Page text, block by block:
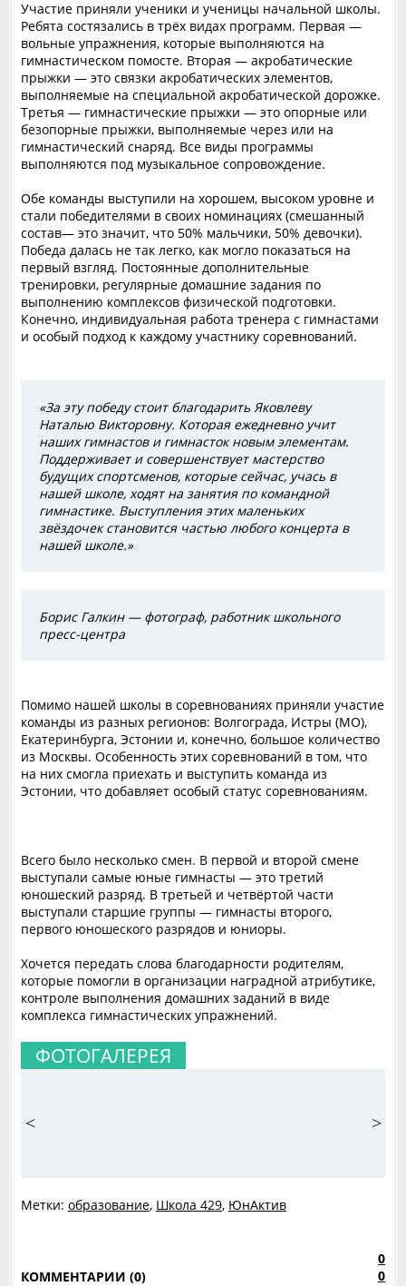
Участие приняли ученики и ученицы начальной школы.
Ребята состязались в трёх видах программ. Первая —
вольные упражнения, которые выполняются на
гимнастическом помосте. Вторая — акробатические
прыжки — это связки акробатических элементов,
выполняемые на специальной акробатической дорожке.
Третья — гимнастические прыжки — это опорные или
безопорные прыжки, выполняемые через или на
гимнастический снаряд. Все виды программы
выполняются под музыкальное сопровождение.
Обе команды выступили на хорошем, высоком уровне и
стали победителями в своих номинациях (смешанный
состав— это значит, что 50% мальчики, 50% девочки).
Победа далась не так легко, как могло показаться на
первый взгляд. Постоянные дополнительные
тренировки, регулярные домашние задания по
выполнению комплексов физической подготовки.
Конечно, индивидуальная работа тренера с гимнастами
и особый подход к каждому участнику соревнований.
«За эту победу стоит благодарить Яковлеву
Наталью Викторовну. Которая ежедневно учит
наших гимнастов и гимнасток новым элементам.
Поддерживает и совершенствует мастерство
будущих спортсменов, которые сейчас, учась в
нашей школе, ходят на занятия по командной
гимнастике. Выступления этих маленьких
звёздочек становится частью любого концерта в
нашей школе.»
Борис Галкин — фотограф, работник школьного
пресс-центра
Помимо нашей школы в соревнованиях приняли участие
команды из разных регионов: Волгограда, Истры (МО),
Екатеринбурга, Эстонии и, конечно, большое количество
из Москвы. Особенность этих соревнований в том, что
на них смогла приехать и выступить команда из
Эстонии, что добавляет особый статус соревнованиям.
Всего было несколько смен. В первой и второй смене
выступали самые юные гимнасты — это третий
юношеский разряд. В третьей и четвёртой части
выступали старшие группы — гимнасты второго,
первого юношеского разрядов и юниоры.
Хочется передать слова благодарности родителям,
которые помогли в организации наградной атрибутике,
контроле выполнения домашних заданий в виде
комплекса гимнастических упражнений.
ФОТОГАЛЕРЕЯ
< >
Метки: образование, Школа 429, ЮнАктив
0
0
КОММЕНТАРИИ (0)